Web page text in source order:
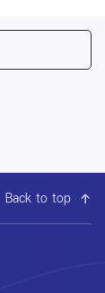
Back to top